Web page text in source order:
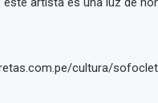
cultura/